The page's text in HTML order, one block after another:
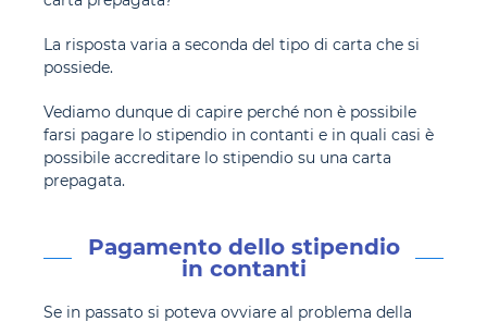
La risposta varia a seconda del tipo di carta che si
possiede.
Vediamo dunque di capire perché non è possibile
farsi pagare lo stipendio in contanti e in quali casi è
possibile accreditare lo stipendio su una carta
prepagata.
Pagamento dello stipendio
in contanti
Se in passato si poteva ovviare al problema della